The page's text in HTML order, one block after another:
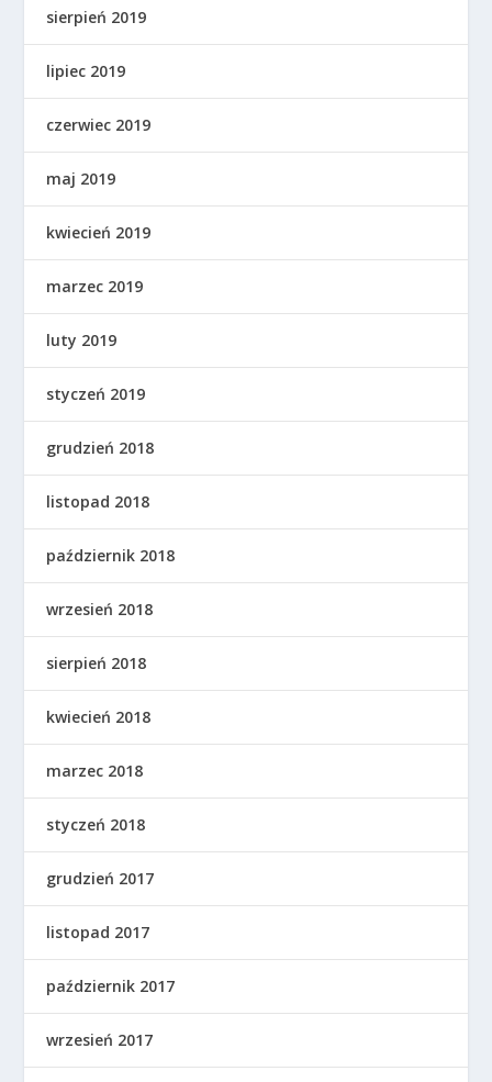
sierpień 2019
lipiec 2019
czerwiec 2019
maj 2019
kwiecień 2019
marzec 2019
luty 2019
styczeń 2019
grudzień 2018
listopad 2018
październik 2018
wrzesień 2018
sierpień 2018
kwiecień 2018
marzec 2018
styczeń 2018
grudzień 2017
listopad 2017
październik 2017
wrzesień 2017